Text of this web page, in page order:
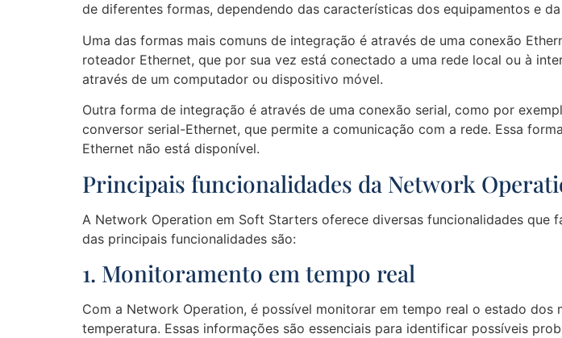
de diferentes formas, dependendo das características dos equipamentos e
Uma das formas mais comuns de integração é através de uma conexão
roteador Ethernet, que por sua vez está conectado a uma rede local ou à
através de um computador ou dispositivo móvel.
Outra forma de integração é através de uma conexão serial, como por
conversor serial-Ethernet, que permite a comunicação com a rede. Essa
Ethernet não está disponível.
Principais funcionalidades da Network
A Network Operation em Soft Starters oferece diversas funcionalidades
das principais funcionalidades são:
1. Monitoramento em tempo real
Com a Network Operation, é possível monitorar em tempo real o estado
temperatura. Essas informações são essenciais para identificar possíveis